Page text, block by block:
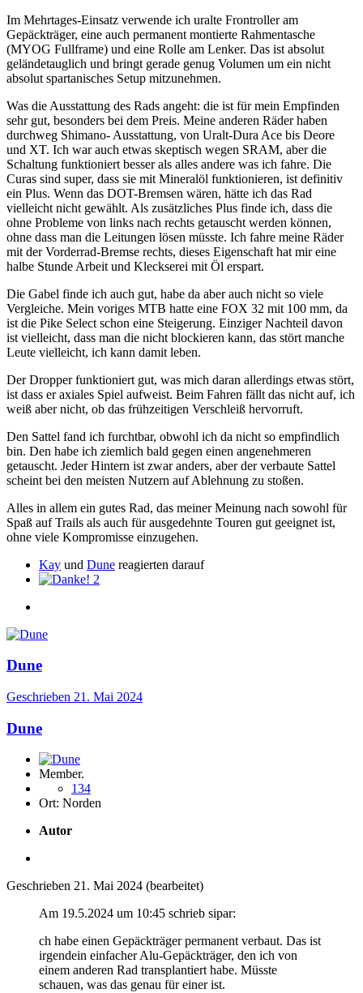
Im Mehrtages-Einsatz verwende ich uralte Frontroller am
Gepäckträger, eine auch permanent montierte Rahmentasche
(MYOG Fullframe) und eine Rolle am Lenker. Das ist absolut
geländetauglich und bringt gerade genug Volumen um ein nicht
absolut spartanisches Setup mitzunehmen.
Was die Ausstattung des Rads angeht: die ist für mein Empfinden
sehr gut, besonders bei dem Preis. Meine anderen Räder haben
durchweg Shimano- Ausstattung, von Uralt-Dura Ace bis Deore
und XT. Ich war auch etwas skeptisch wegen SRAM, aber die
Schaltung funktioniert besser als alles andere was ich fahre. Die
Curas sind super, dass sie mit Mineralöl funktionieren, ist definitiv
ein Plus. Wenn das DOT-Bremsen wären, hätte ich das Rad
vielleicht nicht gewählt. Als zusätzliches Plus finde ich, dass die
ohne Probleme von links nach rechts getauscht werden können,
ohne dass man die Leitungen lösen müsste. Ich fahre meine Räder
mit der Vorderrad-Bremse rechts, dieses Eigenschaft hat mir eine
halbe Stunde Arbeit und Kleckserei mit Öl erspart.
Die Gabel finde ich auch gut, habe da aber auch nicht so viele
Vergleiche. Mein voriges MTB hatte eine FOX 32 mit 100 mm, da
ist die Pike Select schon eine Steigerung. Einziger Nachteil davon
ist vielleicht, dass man die nicht blockieren kann, das stört manche
Leute vielleicht, ich kann damit leben.
Der Dropper funktioniert gut, was mich daran allerdings etwas stört,
ist dass er axiales Spiel aufweist. Beim Fahren fällt das nicht auf, ich
weiß aber nicht, ob das frühzeitigen Verschleiß hervorruft.
Den Sattel fand ich furchtbar, obwohl ich da nicht so empfindlich
bin. Den habe ich ziemlich bald gegen einen angenehmeren
getauscht. Jeder Hintern ist zwar anders, aber der verbaute Sattel
scheint bei den meisten Nutzern auf Ablehnung zu stoßen.
Alles in allem ein gutes Rad, das meiner Meinung nach sowohl für
Spaß auf Trails als auch für ausgedehnte Touren gut geeignet ist,
ohne viele Kompromisse einzugehen.
Kay und Dune reagierten darauf
2
Dune
Geschrieben 21. Mai 2024
Dune
Member.
134
Ort: Norden
Autor
Geschrieben 21. Mai 2024 (bearbeitet)
Am 19.5.2024 um 10:45 schrieb sipar:
ch habe einen Gepäckträger permanent verbaut. Das ist
irgendein einfacher Alu-Gepäckträger, den ich von
einem anderen Rad transplantiert habe. Müsste
schauen, was das genau für einer ist.